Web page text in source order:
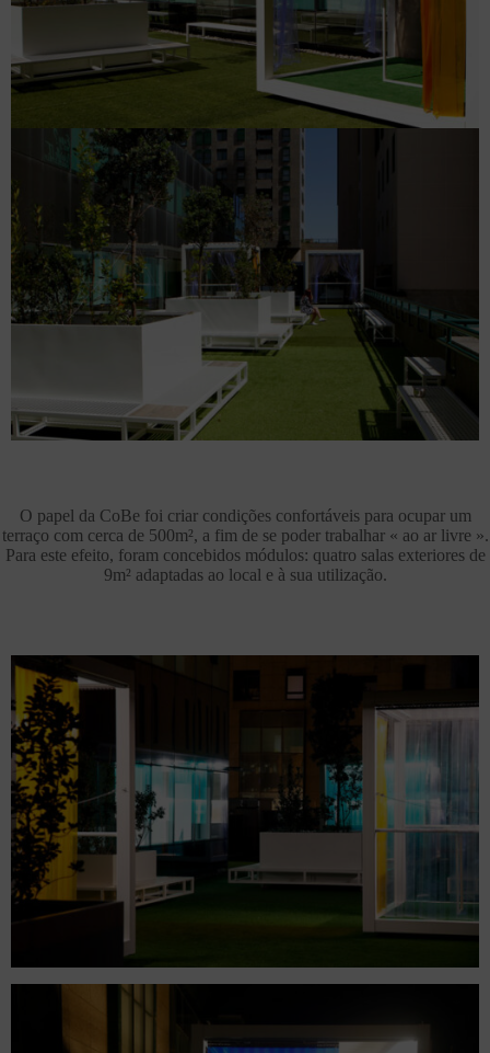
O papel da CoBe foi criar condições confortáveis para ocupar um
terraço com cerca de 500m², a fim de se poder trabalhar « ao ar livre ».
Para este efeito, foram concebidos módulos: quatro salas exteriores de
9m² adaptadas ao local e à sua utilização.